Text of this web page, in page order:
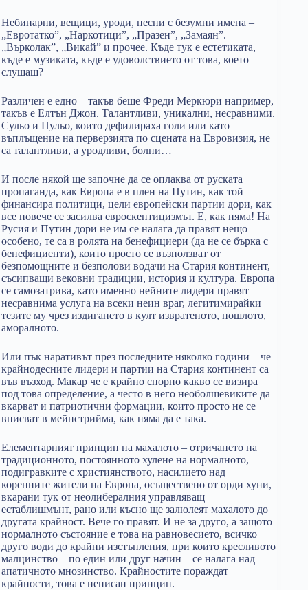
Небинарни, вещици, уроди, песни с безумни имена –
„Евротатко”, „Наркотици”, „Празен”, „Замаян”.
„Върколак”, „Викай” и прочее. Къде тук е естетиката,
къде е музиката, къде е удоволствието от това, което
слушаш?
Различен е едно – такъв беше Фреди Меркюри например,
такъв е Елтън Джон. Талантливи, уникални, несравними.
Сульо и Пульо, които дефилираха голи или като
въплъщение на перверзията по сцената на Евровизия, не
са талантливи, а уродливи, болни…
И после някой ще започне да се оплаква от руската
пропаганда, как Европа е в плен на Путин, как той
финансира политици, цели европейски партии дори, как
все повече се засилва евроскептицизмът. Е, как няма! На
Русия и Путин дори не им се налага да правят нещо
особено, те са в ролята на бенефициери (да не се бърка с
бенефициенти), които просто се възползват от
безпомощните и безполови водачи на Стария континент,
съсипващи вековни традиции, история и култура. Европа
се самозатрива, като именно нейните лидери правят
несравнима услуга на всеки неин враг, легитимирайки
тезите му чрез издигането в култ извратеното, пошлото,
аморалното.
Или пък наративът през последните няколко години – че
крайнодесните лидери и партии на Стария континент са
във възход. Макар че е крайно спорно какво се визира
под това определение, а често в него необолшевиките да
вкарват и патриотични формации, които просто не се
вписват в мейнстрийма, как няма да е така.
Елементарният принцип на махалото – отричането на
традиционното, постоянното хулене на нормалното,
подигравките с християнството, насилието над
коренните жители на Европа, осъществено от орди хуни,
вкарани тук от неолибералния управляващ
естаблишмънт, рано или късно ще залюлеят махалото до
другата крайност. Вече го правят. И не за друго, а защото
нормалното състояние е това на равновесието, всичко
друго води до крайни изстъпления, при които кресливото
малцинство – по един или друг начин – се налага над
апатичното мнозинство. Крайностите пораждат
крайности, това е неписан принцип.